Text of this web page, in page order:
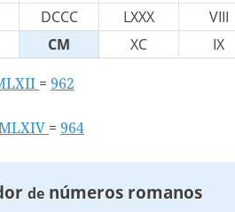
DCCC LXXX
VIII
CM XC IX
= 962
= 964
denúmeros romanos